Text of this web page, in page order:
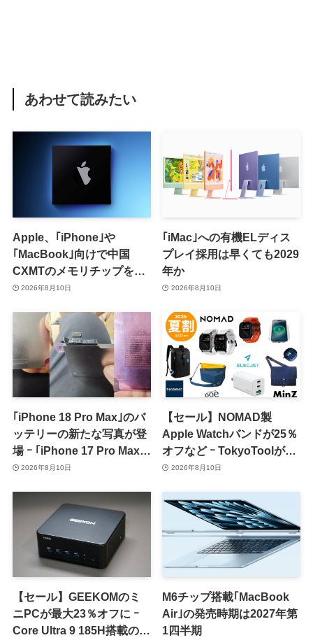
あわせて読みたい
Apple、｢iPhone｣や
｢MacBook｣向けで中国
CXMTのメモリチップをテ
スト
2026年8月10日
｢iMac｣への有機ELディス
プレイ採用は早くても2029
年か
2026年8月10日
｢iPhone 18 Pro Max｣のバ
ッテリーの新たな写真が登
場 ｰ ｢iPhone 17 Pro Max｣
からの容量増加を確認
2026年8月10日
【セール】NOMAD製
Apple Watchバンドが25％
オフなど ｰ TokyoToolが
｢2026 夏割 SUMMER
2026年8月10日
【セール】GEEKOMのミ
ニPCが最大23％オフに ｰ
Core Ultra 9 185H搭載の
M6チップ搭載｢MacBook
Air｣の発売時期は2027年第
1四半期